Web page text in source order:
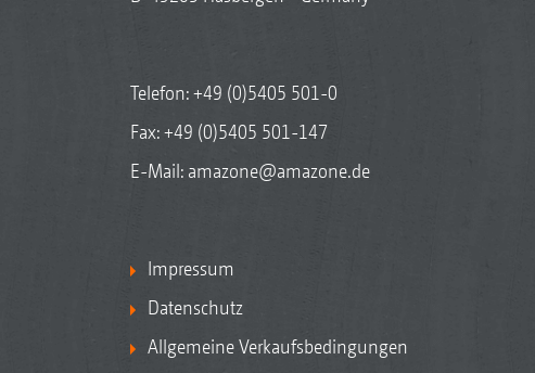
Telefon:+49 (0)5405 501-0
Fax: +49 (0)5405 501-147
E-Mail: amazone@amazone.de
Impressum
Datenschutz
Allgemeine Verkaufsbedingungen